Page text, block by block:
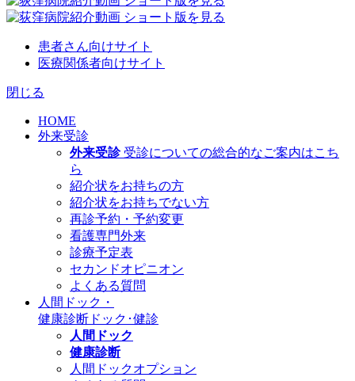
患者さん向けサイト
医療関係者向けサイト
閉じる
HOME
外来受診
外来受診 受診についての総合的なご案内はこち
ら
紹介状をお持ちの方
紹介状をお持ちでない方
再診予約・予約変更
看護専門外来
診療予定表
セカンドオピニオン
よくある質問
人間ドック・
健康診断 ドック･健診
人間ドック
健康診断
人間ドックオプション